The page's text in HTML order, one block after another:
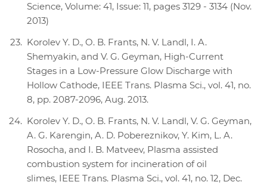
Science, Volume: 41, Issue: 11, pages 3129 - 3134 (Nov.
2013)
Korolev Y. D., O. B. Frants, N. V. Landl, I. A.
Shemyakin, and V. G. Geyman, High-Current
Stages in a Low-Pressure Glow Discharge with
Hollow Cathode, IEEE Trans. Plasma Sci., vol. 41, no.
8, pp. 2087-2096, Aug. 2013.
Korolev Y. D., O. B. Frants, N. V. Landl, V. G. Geyman,
A. G. Karengin, A. D. Pobereznikov, Y. Kim, L. A.
Rosocha, and I. B. Matveev, Plasma assisted
combustion system for incineration of oil
slimes, IEEE Trans. Plasma Sci., vol. 41, no. 12, Dec.